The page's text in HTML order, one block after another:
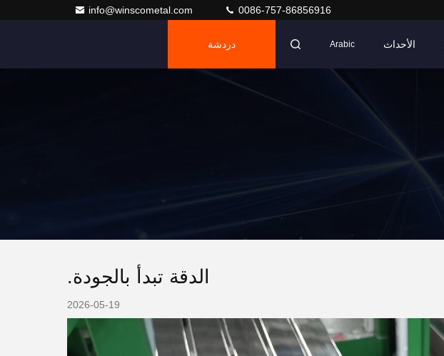
info@winscometal.com 0086-757-86856916
الأحداث Arabic دردشة
الدقة تبدأ بالجودة.
2026-05-19